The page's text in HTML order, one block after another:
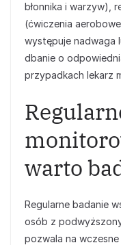
błonnika i warzyw),
(ćwiczenia aerobowe
występuje nadwaga
dbanie o
przypadkach lekarz
warto
Regularne badanie
osób z
pozwala na